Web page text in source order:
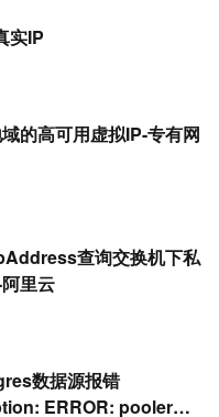
实IP
的高可用虚拟IP-专有网
查询交换机下私
里云
数据源报错
ERROR: pooler